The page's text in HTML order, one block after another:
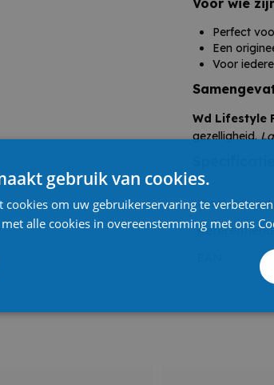
Voor wie
Perfect
Een
Voor
Wd Lifestyle
gezelligheid.
Product code
gebruik van cookies.
cookies om uw gebruikerservaring te
alle cookies in overeenstemming met ons